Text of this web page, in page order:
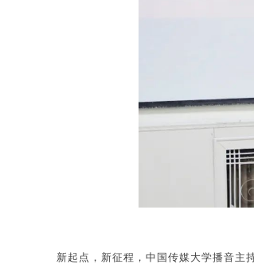
新起点，新征程，中国传媒大学播音主